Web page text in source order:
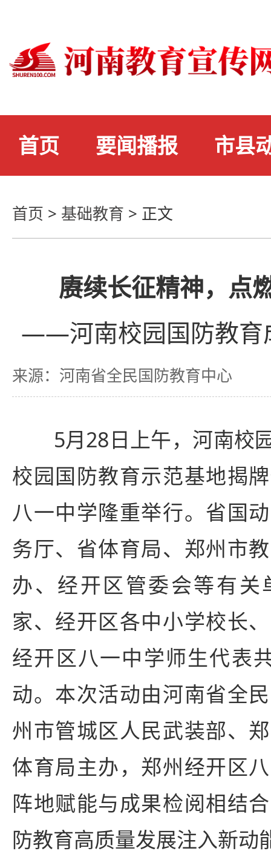
首页 要闻播报 市县
首页 > 基础教育 > 正文
赓续长征精神，点
——河南校园国防教育
来源：河南省全民国防教育中心
5月28日上午，河南校
校园国防教育示范基地揭
八一中学隆重举行。省国
务厅、省体育局、郑州市
办、经开区管委会等有关
家、经开区各中小学校长
经开区八一中学师生代表
动。本次活动由河南省全
州市管城区人民武装部、
体育局主办，郑州经开区
阵地赋能与成果检阅相结
防教育高质量发展注入新动